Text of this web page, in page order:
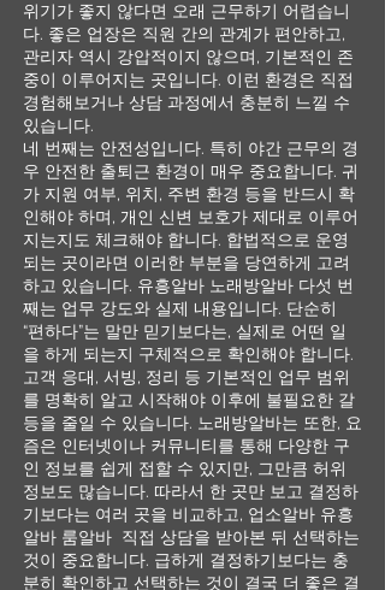
위기가 좋지 않다면 오래 근무하기 어렵습니
다. 좋은 업장은 직원 간의 관계가 편안하고,
관리자 역시 강압적이지 않으며, 기본적인 존
중이 이루어지는 곳입니다. 이런 환경은 직접
경험해보거나 상담 과정에서 충분히 느낄 수
있습니다.
네 번째는 안전성입니다. 특히 야간 근무의 경
우 안전한 출퇴근 환경이 매우 중요합니다. 귀
가 지원 여부, 위치, 주변 환경 등을 반드시 확
인해야 하며, 개인 신변 보호가 제대로 이루어
지는지도 체크해야 합니다. 합법적으로 운영
되는 곳이라면 이러한 부분을 당연하게 고려
하고 있습니다. 유흥알바 노래방알바 다섯 번
째는 업무 강도와 실제 내용입니다. 단순히
“편하다”는 말만 믿기보다는, 실제로 어떤 일
을 하게 되는지 구체적으로 확인해야 합니다.
고객 응대, 서빙, 정리 등 기본적인 업무 범위
를 명확히 알고 시작해야 이후에 불필요한 갈
등을 줄일 수 있습니다. 노래방알바는 또한, 요
즘은 인터넷이나 커뮤니티를 통해 다양한 구
인 정보를 쉽게 접할 수 있지만, 그만큼 허위
정보도 많습니다. 따라서 한 곳만 보고 결정하
기보다는 여러 곳을 비교하고, 업소알바 유흥
알바 룸알바 직접 상담을 받아본 뒤 선택하는
것이 중요합니다. 급하게 결정하기보다는 충
분히 확인하고 선택하는 것이 결국 더 좋은 결